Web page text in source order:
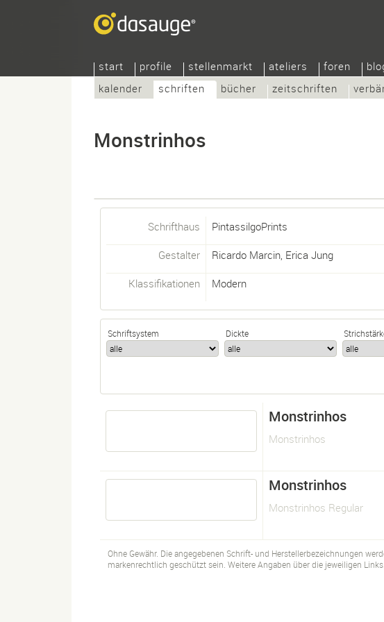
start profile stellenmarkt ateliers foren
kalender
schriften bücher zeitschriften
Monstrinhos
Schrifthaus PintassilgoPrints
Gestalter Ricardo Marcin, Erica Jung
Klassifikationen Modern
Schriftsystem Dickte
Monstrinhos
Monstrinhos
Monstrinhos
Monstrinhos Regular
Ohne Gewähr. Die angegebenen Schrift- und Herstellerbezeichnungen
markenrechtlich geschützt sein. Weitere Angaben über die jeweiligen Links.